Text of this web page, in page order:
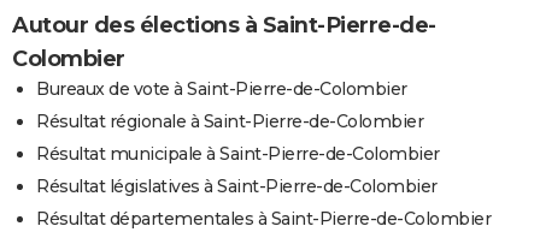
Autour des élections à Saint-Pierre-de-
Colombier
Bureaux de vote à Saint-Pierre-de-Colombier
Résultat régionale à Saint-Pierre-de-Colombier
Résultat municipale à Saint-Pierre-de-Colombier
Résultat législatives à Saint-Pierre-de-Colombier
Résultat départementales à Saint-Pierre-de-Colombier